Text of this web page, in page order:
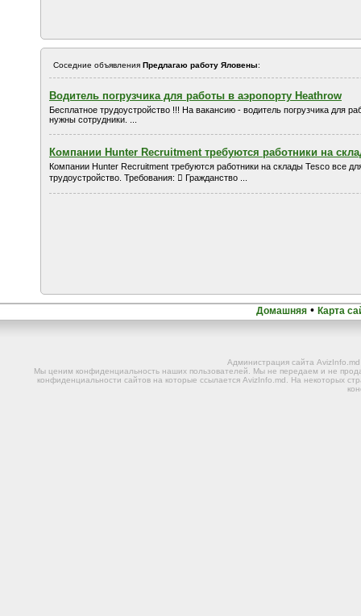
Соседние объявления Предлагаю работу Яловены:
Водитель погрузчика для работы в аэропорту Heathrow
Бесплатное трудоустройство !!! На вакансию - водитель погрузчика для
нужны сотрудники. ...
Компании Hunter Recruitment требуются работники на
Компании Hunter Recruitment требуются работники на склады Tesco все
трудоустройство. Требования:  Гражданство ...
Домашняя • Карта
Администрация сайта
Мы ценим конфиденциальность наших пользователей. Мы не передаем и не
конфиденциальности сайтов на которые ссылается AvizInfo.md. На некоторых